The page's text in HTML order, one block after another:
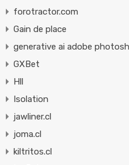
forotractor.com
Gain de place
generative ai adobe
GXBet
Hll
Isolation
jawliner.cl
joma.cl
kiltritos.cl